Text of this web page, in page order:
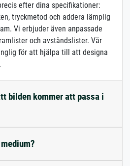
efter dina specifikationer:
tryckmetod och addera lämplig
Vi erbjuder även anpassade
och avståndslister. Vår
för att hjälpa till att designa
bilden kommer att passa i